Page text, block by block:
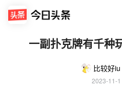
一副扑克牌有千种
比较好iu
2023-11-